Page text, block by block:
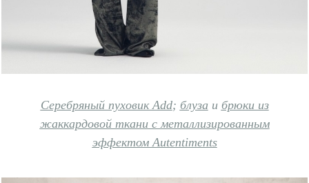
Серебряный пуховик Add; блузаи брюки из
жаккардовой ткани с металлизированным
эффектом Autentiments